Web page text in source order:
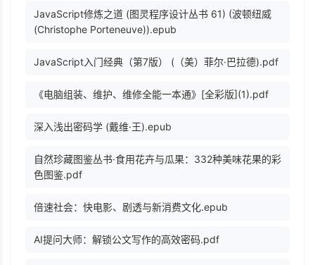
JavaScript修炼之道 (图灵程序设计丛书 61) (波顿纽威
(Christophe Porteneuve)).epub
JavaScript入门经典（第7版） (（美）菲尔·巴拉德).pdf
《电脑组装、维护、维修全能一本通》[全彩版](1).pdf
深入浅出密码学 (戴维·王).epub
自然珍藏图鉴丛书·食用花卉与瓜果：332种美味花果的彩
色图鉴.pdf
倍速社会：快电影、剧透与新消费文化.epub
AI提问大师：解锁公文写作的高效密码.pdf